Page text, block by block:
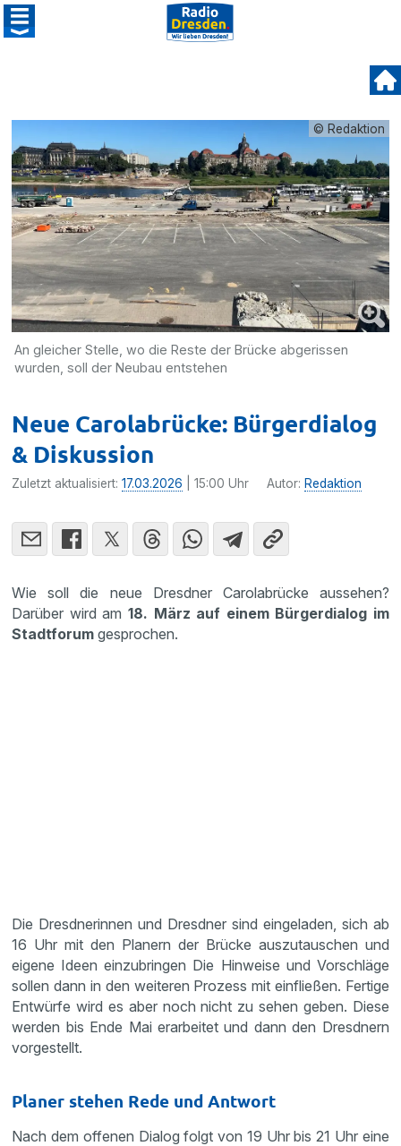
© Redaktion
An gleicher Stelle, wo die Reste der Brücke abgerissen
wurden, soll der Neubau entstehen
Neue Carolabrücke: Bürgerdialog
& Diskussion
Zuletzt aktualisiert:17.03.2026 | 15:00 Uhr Autor: Redaktion
Wie soll die neue Dresdner Carolabrücke aussehen?
Darüber wird am 18. März auf einem Bürgerdialog im
Stadtforumgesprochen.
Die Dresdnerinnen und Dresdner sind eingeladen, sich ab
16 Uhr mit den Planern der Brücke auszutauschen und
eigene Ideen einzubringen Die Hinweise und Vorschläge
sollen dann in den weiteren Prozess mit einfließen. Fertige
Entwürfe wird es aber noch nicht zu sehen geben. Diese
werden bis Ende Mai erarbeitet und dann den Dresdnern
vorgestellt.
Planer stehen Rede und Antwort
Nach dem offenen Dialog folgt von 19 Uhr bis 21 Uhr eine